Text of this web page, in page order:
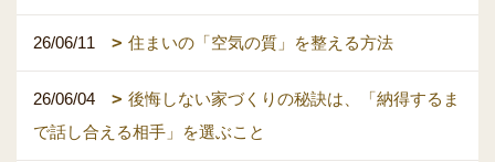
26/06/11 住まいの「空気の質」を整える方法
26/06/04
後悔しない家づくりの秘訣は、「納得するま
で話し合える相手」を選ぶこと